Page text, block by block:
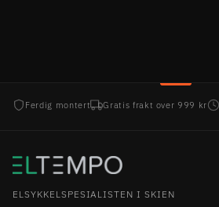
Ferdig montert Gratis frakt over 999 kr
ELSYKKELSPESIALISTEN I SKIEN